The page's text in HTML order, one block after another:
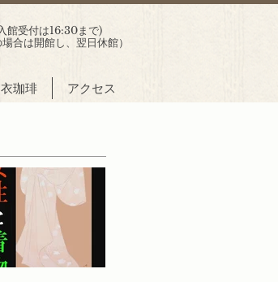
受付は16:30まで)
は開館し、翌日休館）
珈琲 アクセス